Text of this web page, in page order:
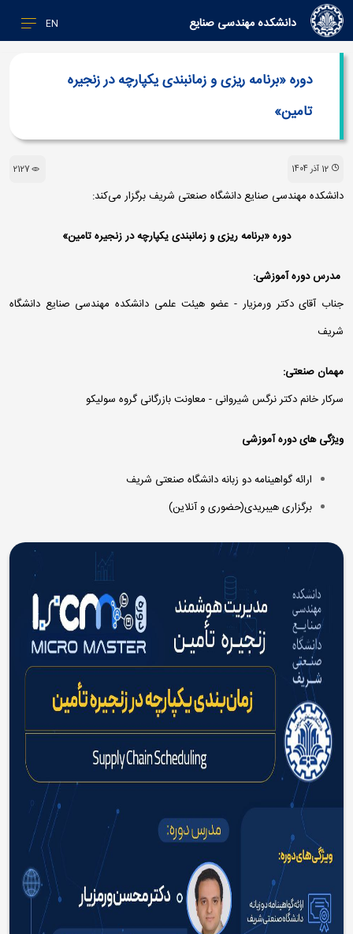
EN دانشکده مهندسی صنایع
دوره «برنامه ریزی و زمانبندی یکپارچه در زنجیره
تامین»
12 آذر 1404 2127
دانشکده مهندسی صنایع دانشگاه صنعتی شریف برگزار می‌کند:
دوره «برنامه ریزی و زمانبندی یکپارچه در زنجیره تامین»
مدرس دوره آموزشی:
جناب آقای دکتر ورمزیار - عضو هیئت علمی دانشکده مهندسی صنایع دانشگاه
شریف
مهمان صنعتی:
سرکار خانم دکتر نرگس شیروانی - معاونت بازرگانی گروه سولیکو
ویژگی های دوره آموزشی
ارائه گواهینامه دو زبانه دانشگاه صنعتی شریف
برگزاری هیبریدی(حضوری و آنلاین)